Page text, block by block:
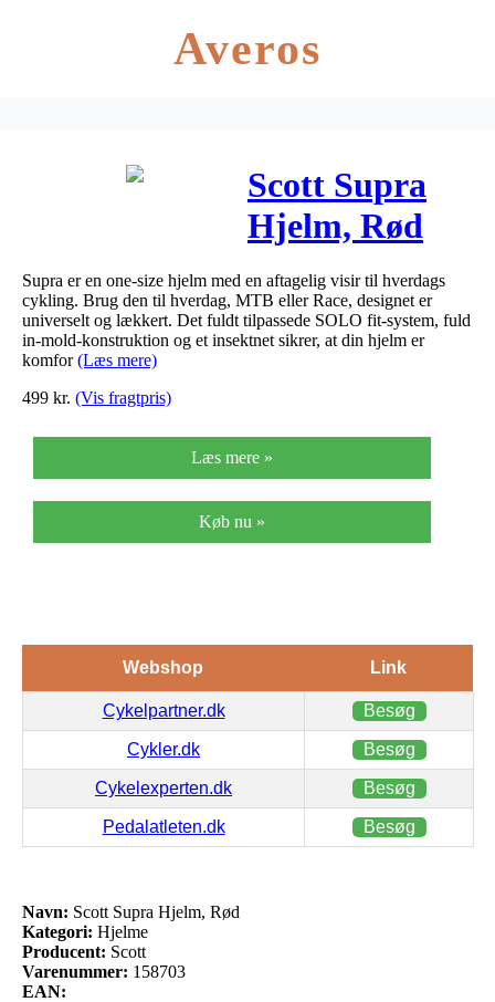
Averos
Scott Supra
Hjelm, Rød
Supra er en one-size hjelm med en aftagelig visir til hverdags
cykling. Brug den til hverdag, MTB eller Race, designet er
universelt og lækkert. Det fuldt tilpassede SOLO fit-system, fuld
in-mold-konstruktion og et insektnet sikrer, at din hjelm er
komfor(Læs mere)
499 kr. (Vis fragtpris)
Læs mere »
Køb nu »
Webshop Link
Cykelpartner.dk Besøg
Cykler.dk Besøg
Cykelexperten.dk Besøg
Pedalatleten.dk Besøg
Navn: Scott Supra Hjelm, Rød
Kategori: Hjelme
Producent: Scott
Varenummer: 158703
EAN: